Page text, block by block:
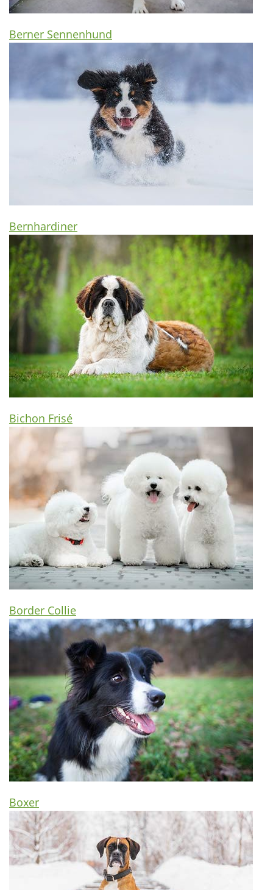
Berner Sennenhund
Bernhardiner
Bichon Frisé
Border Collie
Boxer